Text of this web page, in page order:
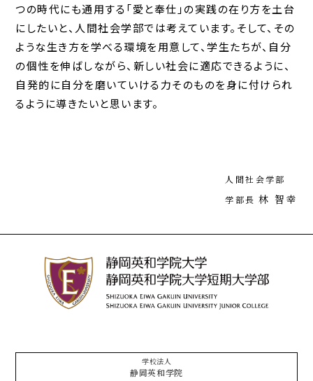
つの時代にも通用する「愛と奉仕」の実践の在り方を土台
にしたいと、人間社会学部では考えています。そして、その
ような生き方を学べる環境を用意して、学生たちが、自分
の個性を伸ばしながら、新しい社会に適応できるように、
自発的に自分を磨いていける力そのものを身に付けられ
るように導きたいと思います。
人間社会学部
学部長 林 智幸
学校法人
静岡英和学院